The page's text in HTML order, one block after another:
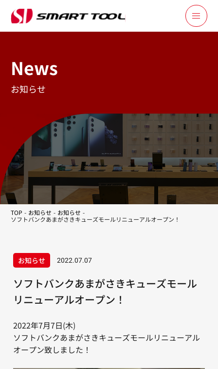
News
お知らせ
TOP お知らせ
お知らせ
ソフトバンクあまがさきキューズモールリニューアルオープン！
お知らせ 2022.07.07
ソフトバンクあまがさきキューズモール
リニューアルオープン！
2022年7月7日(木)
ソフトバンクあまがさきキューズモールリニューアル
オープン致しました！